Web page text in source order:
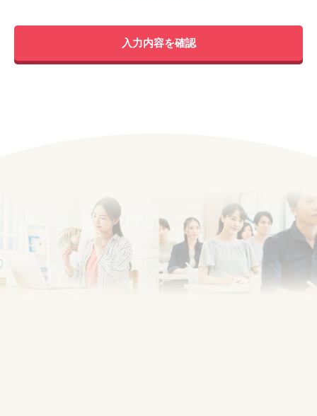
入力内容を確認